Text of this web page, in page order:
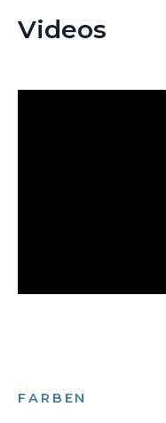
Videos
FARBEN